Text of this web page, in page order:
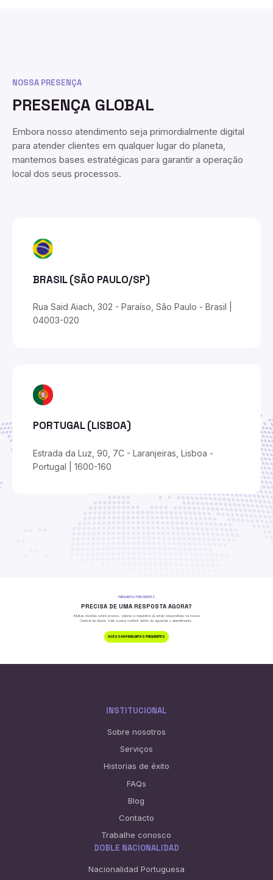
NOSSA PRESENÇA
PRESENÇA GLOBAL
Embora nosso atendimento seja primordialmente digital
para atender clientes em qualquer lugar do planeta,
mantemos bases estratégicas para garantir a operação
local dos seus processos.
BRASIL (SÃO PAULO/SP)
Rua Said Aiach, 302 - Paraíso, São Paulo - Brasil |
04003-020
PORTUGAL (LISBOA)
Estrada da Luz, 90, 7C - Laranjeiras, Lisboa -
Portugal | 1600-160
PREGUNTAS FRECUENTES
PRECISA DE UMA RESPOSTA AGORA?
Muitas dúvidas sobre prazos, valores e requisitos já estão respondidas na nossa
Central de Ajuda. Vale a pena conferirantes de aguardar o atendimento.
ACESSAR PERGUNTAS FREQUENTES
INSTITUCIONAL
Sobre nosotros
Serviços
Historias de éxito
FAQs
Blog
Contacto
Trabalhe conosco
DOBLE NACIONALIDAD
Nacionalidad Portuguesa